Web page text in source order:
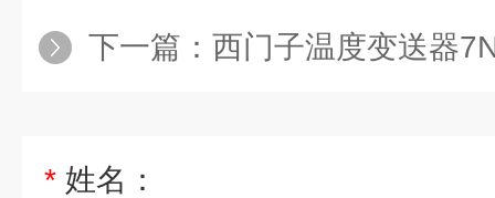
下一篇： 西门子温度变送器
* 姓名：